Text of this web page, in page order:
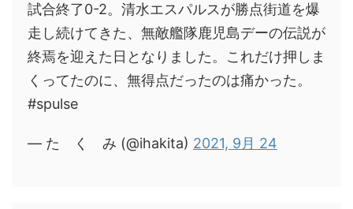
試合終了0-2。清水エスパルスが勝点街道を爆
走し続けてきた、無敵艦隊鹿児島デーの伝説が
終焉を迎えた日となりました。これだけ押しま
くってたのに、無得点だったのは痛かった。
#spulse
— た く み (@ihakita) 2021, 9月 24